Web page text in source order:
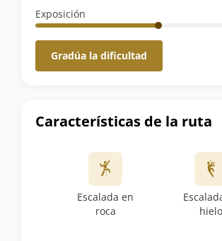
Exposición
Gradúa la dificultad
Características de la ruta
Escalada en
roca
hielo